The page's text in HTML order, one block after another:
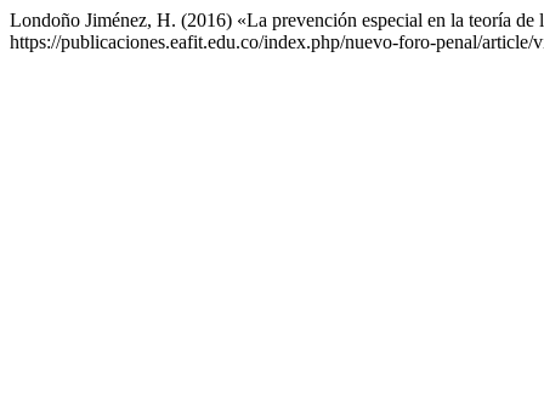
Londoño Jiménez, H. (2016) «La prevención especial en la teoría de
https://publicaciones.eafit.edu.co/index.php/nuevo-foro-penal/